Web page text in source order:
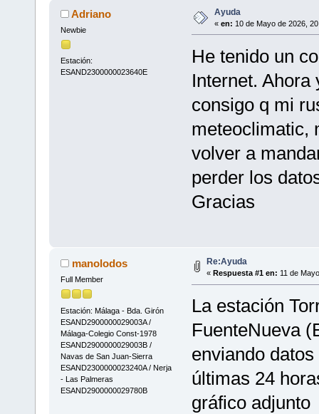
Adriano
Newbie
Estación:
ESAND2300000023640E
Ayuda
« en: 10 de Mayo de 2026,
He tenido un
Internet. Ahora
consigo q mi
meteoclimatic,
volver a
perder los
Gracias
manolodos
Full Member
Estación: Málaga - Bda. Girón
ESAND2900000029003A /
Málaga-Colegio Const-1978
ESAND2900000029003B /
Navas de San Juan-Sierra
ESAND2300000023240A / Nerja
- Las Palmeras
ESAND2900000029780B
Re:Ayuda
« Respuesta #1 en: 11 de
La estación
FuenteNueva
enviando
últimas 24
gráfico adjunto